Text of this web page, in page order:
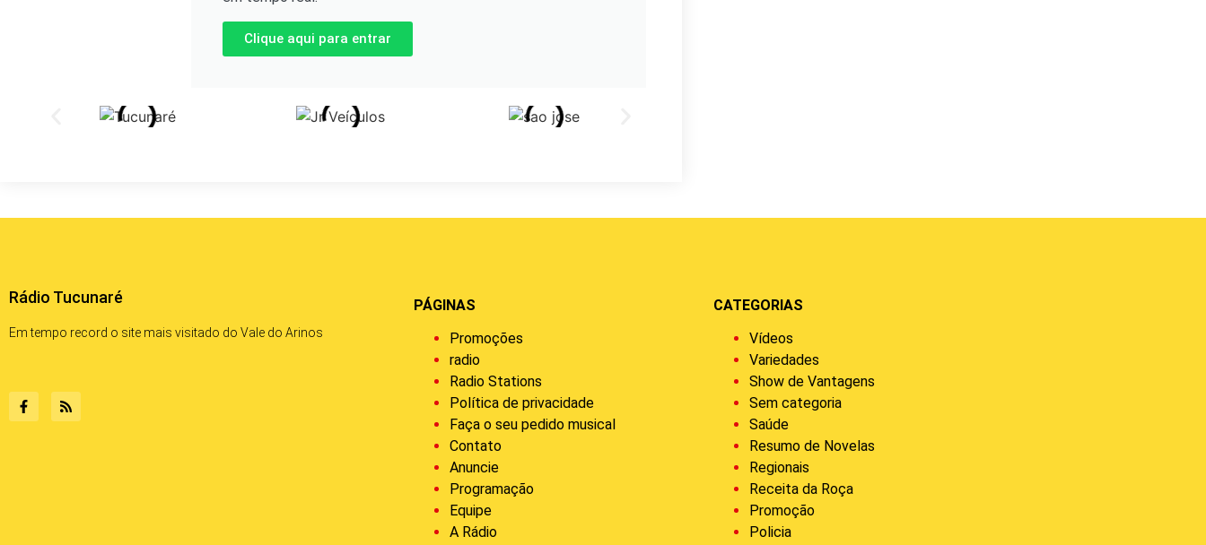
Clique aqui para entrar
Rádio Tucunaré
Em tempo record o site mais visitado do Vale do Arinos
PÁGINAS
Promoções
radio
Radio Stations
Política de privacidade
Faça o seu pedido musical
Contato
Anuncie
Programação
Equipe
A Rádio
CATEGORIAS
Vídeos
Variedades
Show de Vantagens
Sem categoria
Saúde
Resumo de Novelas
Regionais
Receita da Roça
Promoção
Policia